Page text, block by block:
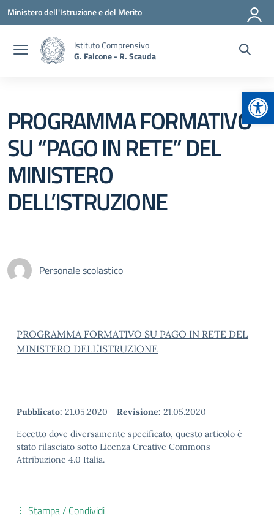
Vai ai contenuti
Vai al menu di navigazione
Vai al footer
Ministero dell'Istruzione e del Merito
Istituto Comprensivo
G. Falcone - R. Scauda
PROGRAMMA FORMATIVO
SU “PAGO IN RETE” DEL
MINISTERO
DELL’ISTRUZIONE
Personale scolastico
PROGRAMMA FORMATIVO SU PAGO IN RETE DEL
MINISTERO DELL’ISTRUZIONE
Pubblicato: 21.05.2020 - Revisione: 21.05.2020
Eccetto dove diversamente specificato, questo articolo è
stato rilasciato sotto Licenza Creative Commons
Attribuzione 4.0 Italia.
Stampa / Condividi